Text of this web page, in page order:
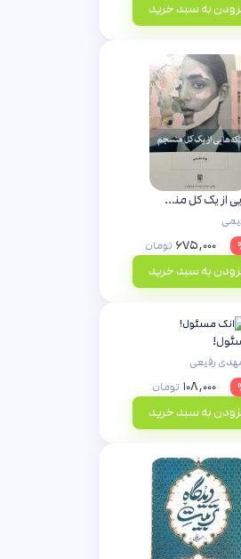
به سبد خرید
تکه هایی از یک کل منسجم
۶۷۵,۰۰۰ تومان
به سبد خرید
رفیعی
۱۰۸,۰۰۰ تومان
به سبد خرید